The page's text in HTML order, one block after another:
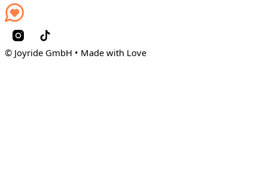
© Joyride GmbH • Made with Love